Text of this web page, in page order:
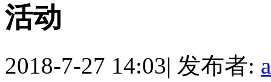
活动
2018-7-27 14:03| 发布者: